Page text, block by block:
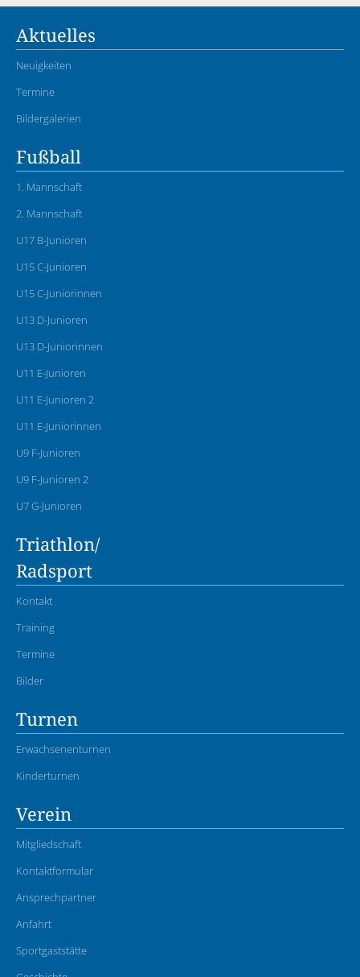
Aktuelles
Neuigkeiten
Termine
Bildergalerien
Fußball
1. Mannschaft
2. Mannschaft
U17 B-Junioren
U15 C-Junioren
U15 C-Juniorinnen
U13 D-Junioren
U13 D-Juniorinnen
U11 E-Junioren
U11 E-Junioren 2
U11 E-Juniorinnen
U9 F-Junioren
U9 F-Junioren 2
U7 G-Junioren
Triathlon/
Radsport
Kontakt
Training
Termine
Bilder
Turnen
Erwachsenenturnen
Kinderturnen
Verein
Mitgliedschaft
Kontaktformular
Ansprechpartner
Anfahrt
Sportgaststätte